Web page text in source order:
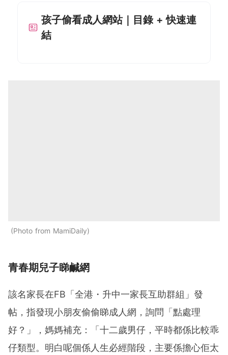
孩子偷看成人網站｜目錄 + 快速連
結
Photo from MamiDaily
青春期兒子睇鹹網
該名家長在FB「全港・升中一家長互助群組」發
帖，指發現小朋友偷偷睇成人網，詢問「點處理
好？」，媽媽補充：「十二歲男仔，平時都係比較乖
仔類型。明白呢個係人生必經階段，主要係擔心佢太